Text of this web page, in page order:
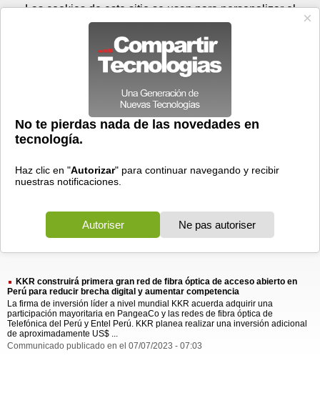
Prensa Videos
> kkr construira primera
kkr construira primera
1 resultado Ordenar por fecha-Ordenar por pertinencia
KKR construirá primera gran red de fibra óptica de acceso abierto en
Perú para reducir brecha digital y aumentar competencia
La firma de inversión líder a nivel mundial KKR acuerda adquirir una
participación mayoritaria en PangeaCo y las redes de fibra óptica de
Telefónica del Perú y Entel Perú. KKR planea realizar una inversión adicional
de aproximadamente US$ ...
Communicado publicado en el 07/07/2023 - 07:03
Lunes 10 de agosto - 09:37 Registrar Conectar
Las cookies de este sitio se usan para personalizar el
contenido y los anuncios, para ofrecer funciones de medios
sociales y para analizar el tráfico. Además, compartimos
información sobre el uso que haga del sitio web con nuestros
partners de medios sociales, de publicidad y de análisis
web.
OK